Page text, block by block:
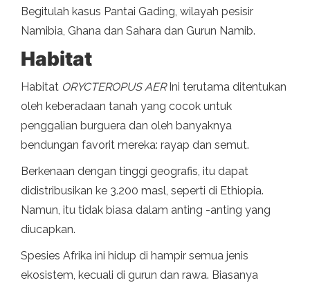
Begitulah kasus Pantai Gading, wilayah pesisir
Namibia, Ghana dan Sahara dan Gurun Namib.
Habitat
Habitat ORYCTEROPUS AERIni terutama ditentukan
oleh keberadaan tanah yang cocok untuk
penggalian burguera dan oleh banyaknya
bendungan favorit mereka: rayap dan semut.
Berkenaan dengan tinggi geografis, itu dapat
didistribusikan ke 3.200 masl, seperti di Ethiopia.
Namun, itu tidak biasa dalam anting -anting yang
diucapkan.
Spesies Afrika ini hidup di hampir semua jenis
ekosistem, kecuali di gurun dan rawa. Biasanya